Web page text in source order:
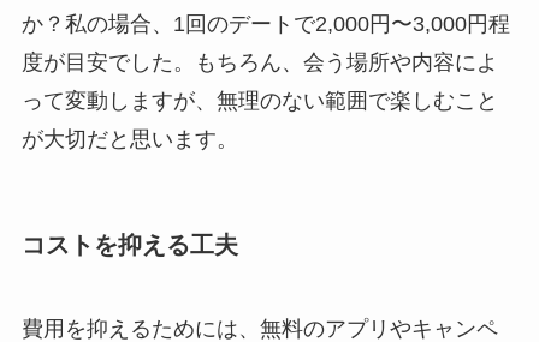
か？私の場合、1回のデートで2,000円〜3,000円程
度が目安でした。もちろん、会う場所や内容によ
って変動しますが、無理のない範囲で楽しむこと
が大切だと思います。
コストを抑える工夫
費用を抑えるためには、無料のアプリやキャンペ